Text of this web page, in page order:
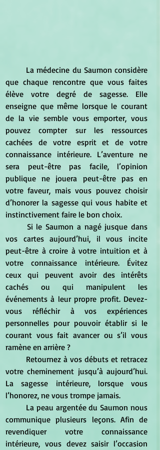
que chaque rencontre que vous faites
élève votre degré de sagesse. Elle
enseigne que même lorsque le courant
de la vie semble vous emporter, vous
pouvez compter sur les ressources
cachées de votre esprit et de votre
connaissance intérieure. L’aventure ne
sera peut-être pas facile, l’opinion
publique ne jouera peut-être pas en
votre faveur, mais vous pouvez choisir
d’honorer la sagesse qui vous habite et
instinctivement faire le bon choix.
vos cartes aujourd’hui, il vous incite
peut-être à croire à votre intuition et à
votre connaissance intérieure. Évitez
ceux qui peuvent avoir des intérêts
cachés ou qui manipulent les
événements à leur propre profit. Devez-
vous réfléchir à vos expériences
personnelles pour pouvoir établir si le
courant vous fait avancer ou s’il vous
ramène en arrière ?
votre cheminement jusqu’à aujourd’hui.
La sagesse intérieure, lorsque vous
l’honorez, ne vous trompe jamais.
communique plusieurs leçons. Afin de
revendiquer votre connaissance
intérieure, vous devez saisir l’occasion